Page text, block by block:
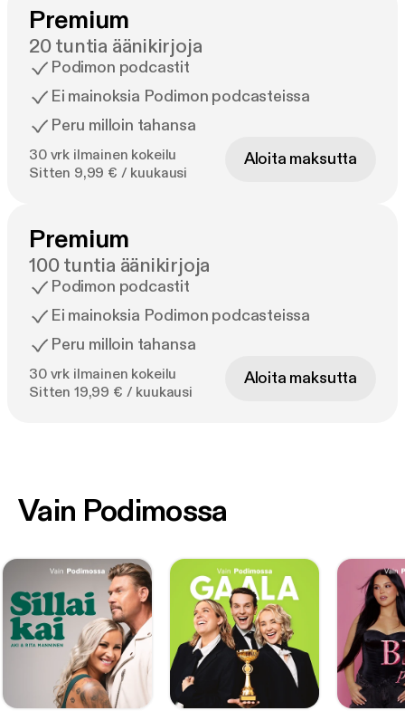
Premium
20 tuntia äänikirjoja
Podimon podcastit
Ei mainoksia Podimon podcasteissa
Peru milloin tahansa
30 vrk ilmainen kokeilu
Sitten 9,99 € / kuukausi
Aloita maksutta
Premium
100 tuntia äänikirjoja
Podimon podcastit
Ei mainoksia Podimon podcasteissa
Peru milloin tahansa
30 vrk ilmainen kokeilu
Sitten 19,99 € / kuukausi
Aloita maksutta
Vain Podimossa